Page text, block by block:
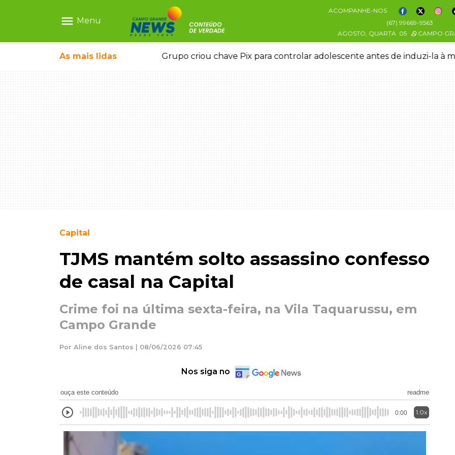
menu Menu
ACOMPANHE-NOS
(67) 99669-9563
AGOSTO, QUARTA 05 CAMPO
As mais lidas
deixou 4 mortos e 8 feridos Grupo criou chave Pix para controlar adolescente antes de induzi-la à
Capital
TJMS mantém solto assassino confesso
de casal na Capital
Crime foi na última sexta-feira, na Vila Taquarussu, em
Campo Grande
Por Aline dos Santos | 08/06/2026 07:45
Nos siga no
ouça este conteúdo readme
0:00 1.0x